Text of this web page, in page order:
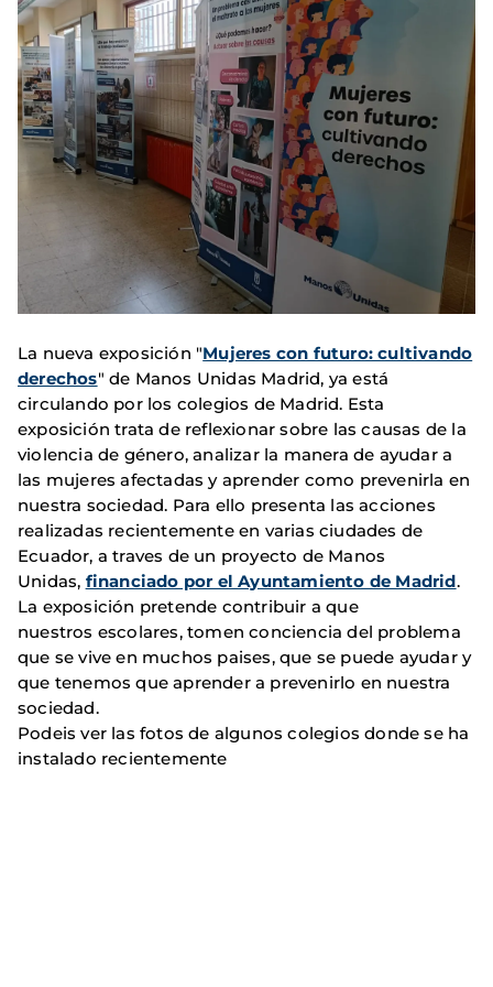
La nueva exposición "Mujeres con futuro: cultivando
derechos" de Manos Unidas Madrid, ya está
circulando por los colegios de Madrid. Esta
exposición trata de reflexionar sobre las causas de la
violencia de género, analizar la manera de ayudar a
las mujeres afectadas y aprender como prevenirla en
nuestra sociedad. Para ello presenta las acciones
realizadas recientemente en varias ciudades de
Ecuador, a traves de un proyecto de Manos
Unidas, financiado por el Ayuntamiento de Madrid.
La exposición pretende contribuir a que
nuestros escolares, tomen conciencia del problema
que se vive en muchos paises, que se puede ayudar y
que tenemos que aprender a prevenirlo en nuestra
sociedad.
Podeis ver las fotos de algunos colegios donde se ha
instalado recientemente